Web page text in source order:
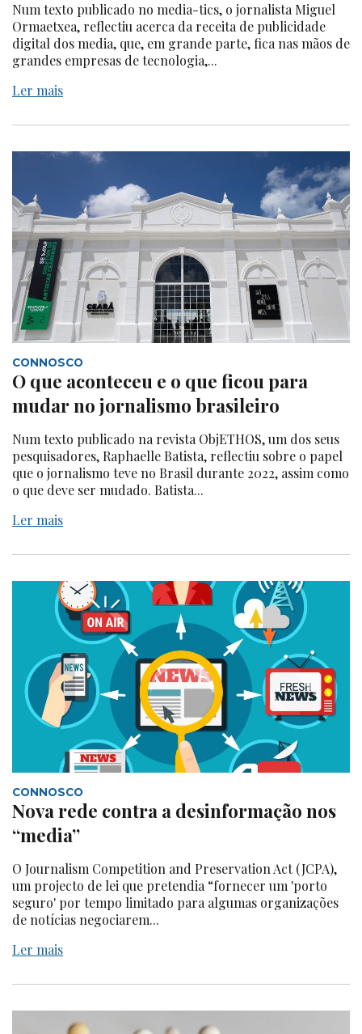
Num texto publicado no media-tics, o jornalista Miguel
Ormaetxea, reflectiu acerca da receita de publicidade
digital dos media, que, em grande parte, fica nas mãos de
grandes empresas de tecnologia,...
Ler mais
CONNOSCO
O que aconteceu e o que ficou para
mudar no jornalismo brasileiro
Num texto publicado na revista ObjETHOS, um dos seus
pesquisadores, Raphaelle Batista, reflectiu sobre o papel
que o jornalismo teve no Brasil durante 2022, assim como
o que deve ser mudado. Batista...
Ler mais
CONNOSCO
Nova rede contra a desinformação nos
“media”
O Journalism Competition and Preservation Act (JCPA),
um projecto de lei que pretendia “fornecer um 'porto
seguro' por tempo limitado para algumas organizações
de notícias negociarem...
Ler mais